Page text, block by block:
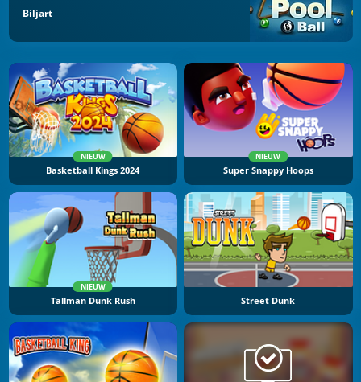
Biljart
NIEUW
Basketball Kings 2024
NIEUW
Super Snappy Hoops
NIEUW
Tallman Dunk Rush Street Dunk